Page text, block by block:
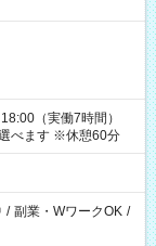
（実働7時間）
べます ※休憩60分
/ 副業・WワークOK /